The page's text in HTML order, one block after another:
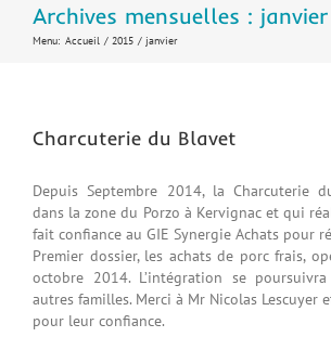
Archives mensuelles :
Menu: Accueil 2015 janvier
Charcuterie du Blavet
Depuis Septembre 2014, la Charcuterie
dans la zone du Porzo à Kervignac et qui
fait confiance au GIE Synergie Achats pour
Premier dossier, les achats de porc frais,
octobre 2014. L’intégration se
autres familles. Merci à Mr Nicolas Lescuyer
pour leur confiance.